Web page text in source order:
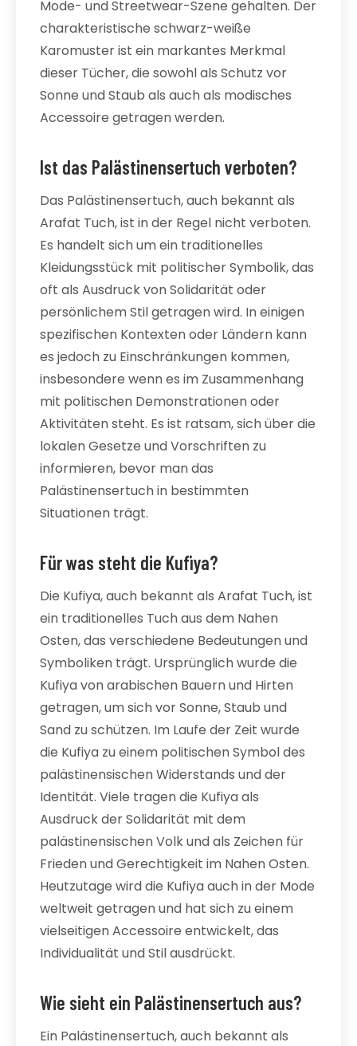
Mode- und Streetwear-Szene gehalten. Der
charakteristische schwarz-weiße
Karomuster ist ein markantes Merkmal
dieser Tücher, die sowohl als Schutz vor
Sonne und Staub als auch als modisches
Accessoire getragen werden.
Ist das Palästinensertuch verboten?
Das Palästinensertuch, auch bekannt als
Arafat Tuch, ist in der Regel nicht verboten.
Es handelt sich um ein traditionelles
Kleidungsstück mit politischer Symbolik, das
oft als Ausdruck von Solidarität oder
persönlichem Stil getragen wird. In einigen
spezifischen Kontexten oder Ländern kann
es jedoch zu Einschränkungen kommen,
insbesondere wenn es im Zusammenhang
mit politischen Demonstrationen oder
Aktivitäten steht. Es ist ratsam, sich über die
lokalen Gesetze und Vorschriften zu
informieren, bevor man das
Palästinensertuch in bestimmten
Situationen trägt.
Für was steht die Kufiya?
Die Kufiya, auch bekannt als Arafat Tuch, ist
ein traditionelles Tuch aus dem Nahen
Osten, das verschiedene Bedeutungen und
Symboliken trägt. Ursprünglich wurde die
Kufiya von arabischen Bauern und Hirten
getragen, um sich vor Sonne, Staub und
Sand zu schützen. Im Laufe der Zeit wurde
die Kufiya zu einem politischen Symbol des
palästinensischen Widerstands und der
Identität. Viele tragen die Kufiya als
Ausdruck der Solidarität mit dem
palästinensischen Volk und als Zeichen für
Frieden und Gerechtigkeit im Nahen Osten.
Heutzutage wird die Kufiya auch in der Mode
weltweit getragen und hat sich zu einem
vielseitigen Accessoire entwickelt, das
Individualität und Stil ausdrückt.
Wie sieht ein Palästinensertuch aus?
Ein Palästinensertuch, auch bekannt als